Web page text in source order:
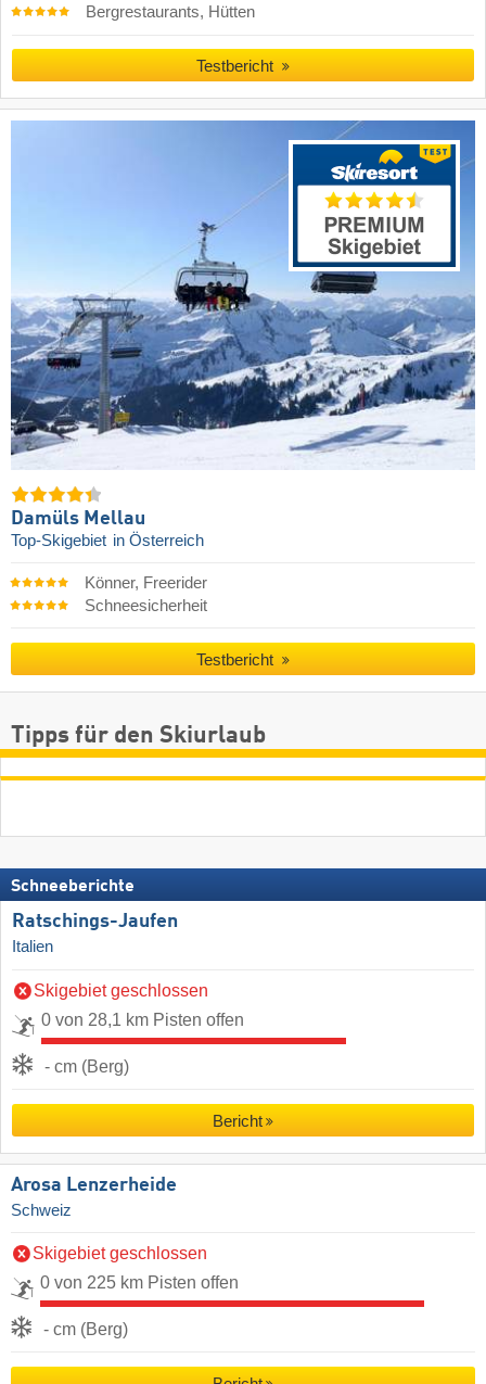
Bergrestaurants, Hütten
Testbericht
Damüls Mellau
Top-Skigebiet in Österreich
Könner, Freerider
Schneesicherheit
Testbericht
Tipps für den Skiurlaub
Schneeberichte
Ratschings-Jaufen
Italien
Skigebiet geschlossen
0 von 28,1 km Pisten offen
- cm (Berg)
Bericht
Arosa Lenzerheide
Schweiz
Skigebiet geschlossen
0 von 225 km Pisten offen
- cm (Berg)